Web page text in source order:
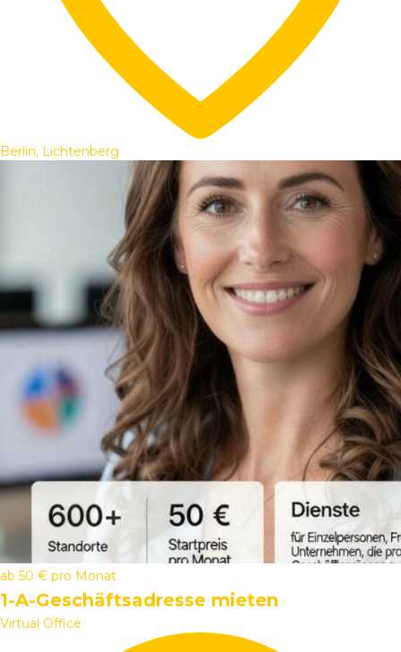
Berlin, Lichtenberg
ab 50 € pro Monat
1-A-Geschäftsadresse mieten
Virtual Office